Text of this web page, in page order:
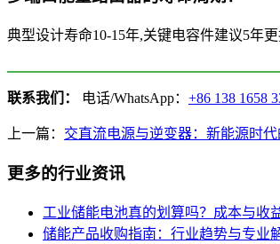
典型设计寿命10-15年,关键电容件建议5年
联系我们： 电话/WhatsApp： +86 138 1658
上一篇： 交直流电源与逆变器：新能源时
更多的行业资讯
工业储能电池真的划算吗？成本与收
储能产品收购指南：行业趋势与专业